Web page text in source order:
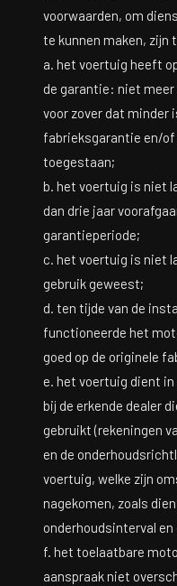
voorwaarden, om
te kunnen maken, zijn
a. het voertuig heeft
de garantie: niet meer
voor zover dat minder
fabrieksgarantie en/
toegestaan;
b. het voertuig is niet
dan drie jaar
garantieperiode;
c. het voertuig is niet
gebruik geweest;
d. ten tijde van de
functioneerde het
goed op de originele
e. het voertuig dient in
bij de erkende dealer
gebruikt (rekeningen
en de
voertuig, welke zijn
nagekomen, zoals
onderhoudsinterval
f. het toelaatbare
aanspraak niet